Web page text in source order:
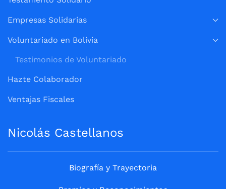
Empresas Solidarias
Voluntariado en Bolivia
Testimonios de Voluntariado
Hazte Colaborador
Ventajas Fiscales
Nicolás Castellanos
Biografía y Trayectoria